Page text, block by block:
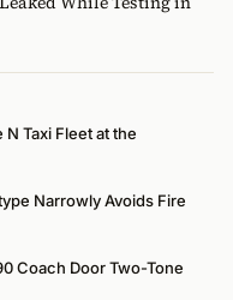
Taxi Fleet at the
Narrowly Avoids Fire
Coach Door Two-Tone